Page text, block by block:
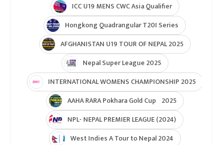
ICC U19 MENS CWC Asia Qualifier
Hongkong Quadrangular T20I Series
AFGHANISTAN U19 TOUR OF NEPAL 2025
Nepal Super League 2025
INTERNATIONAL WOMENS CHAMPIONSHIP 2025
AAHA RARA Pokhara Gold Cup 2025
NPL- NEPAL PREMIER LEAGUE (2024)
West Indies A Tour to Nepal 2024